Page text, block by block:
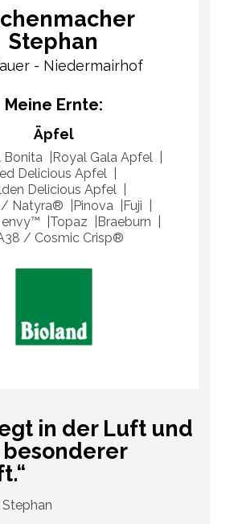
Stephan
- Niedermairhof
Meine Ernte:
Äpfel
Bonita
Royal Gala Apfel
Delicious Apfel
Delicious Apfel
/ Natyra®
Pinova
Fuji
Topaz
Braeburn
/ Cosmic Crisp®
in der Luft und
besonderer